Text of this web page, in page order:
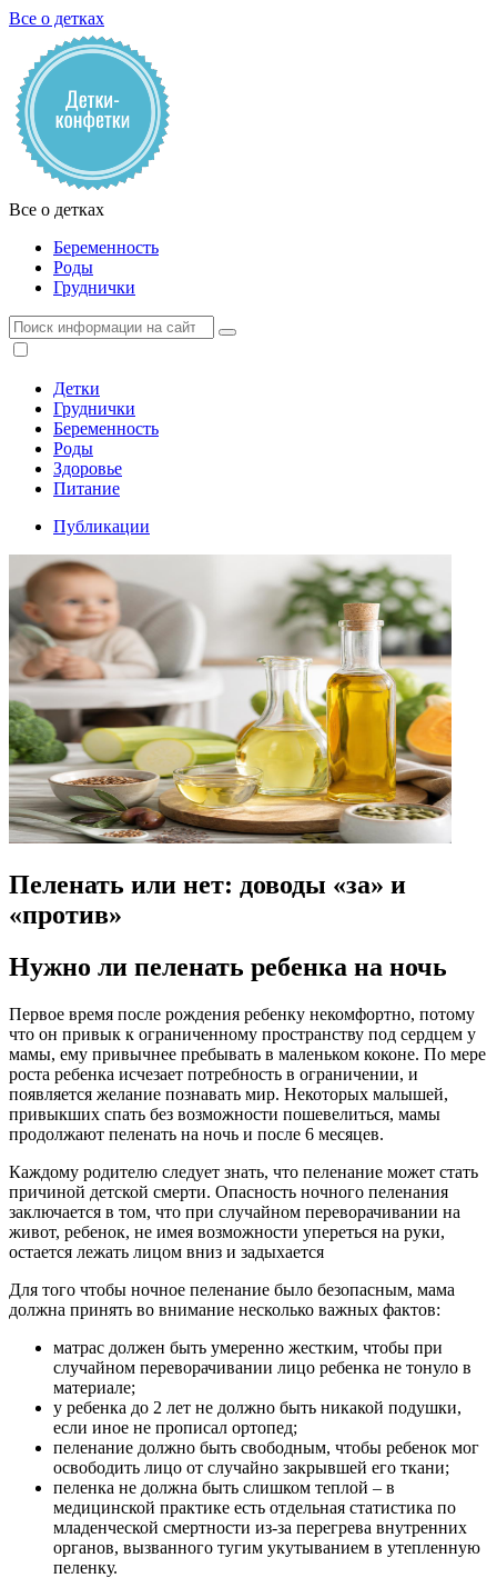
Все о детках
Все о детках
Беременность
Роды
Груднички
Детки
Груднички
Беременность
Роды
Здоровье
Питание
Публикации
Пеленать или нет: доводы «за» и
«против»
Нужно ли пеленать ребенка на ночь
Первое время после рождения ребенку некомфортно, потому
что он привык к ограниченному пространству под сердцем у
мамы, ему привычнее пребывать в маленьком коконе. По мере
роста ребенка исчезает потребность в ограничении, и
появляется желание познавать мир. Некоторых малышей,
привыкших спать без возможности пошевелиться, мамы
продолжают пеленать на ночь и после 6 месяцев.
Каждому родителю следует знать, что пеленание может стать
причиной детской смерти. Опасность ночного пеленания
заключается в том, что при случайном переворачивании на
живот, ребенок, не имея возможности упереться на руки,
остается лежать лицом вниз и задыхается
Для того чтобы ночное пеленание было безопасным, мама
должна принять во внимание несколько важных фактов:
матрас должен быть умеренно жестким, чтобы при
случайном переворачивании лицо ребенка не тонуло в
материале;
у ребенка до 2 лет не должно быть никакой подушки,
если иное не прописал ортопед;
пеленание должно быть свободным, чтобы ребенок мог
освободить лицо от случайно закрывшей его ткани;
пеленка не должна быть слишком теплой – в
медицинской практике есть отдельная статистика по
младенческой смертности из-за перегрева внутренних
органов, вызванного тугим укутыванием в утепленную
пеленку.